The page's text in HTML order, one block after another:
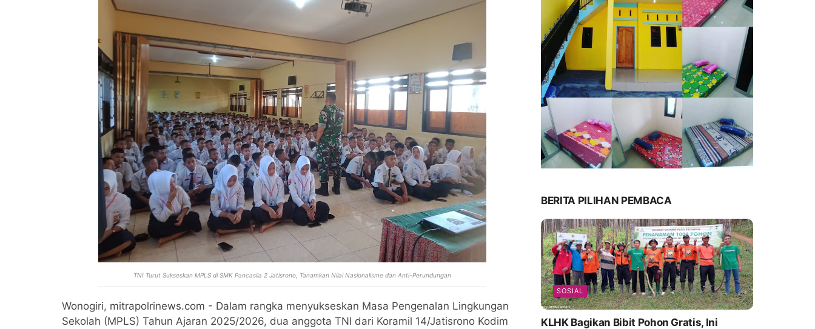
TNI Turut Sukseskan MPLS di SMK Pancasila 2 Jatisrono, Tanamkan Nilai Nasionalisme dan Anti-Perundungan
Wonogiri, mitrapolrinews.com - Dalam rangka menyukseskan Masa Pengenalan Lingkungan
Sekolah (MPLS) Tahun Ajaran 2025/2026, dua anggota TNI dari Koramil 14/Jatisrono Kodim
BERITA PILIHAN PEMBACA
SOSIAL
KLHK Bagikan Bibit Pohon Gratis, Ini